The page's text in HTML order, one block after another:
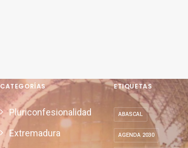
CATEGORÍAS
Pluriconfesionalidad
Extremadura
ETIQUETAS
ABASCAL
AGENDA 2030